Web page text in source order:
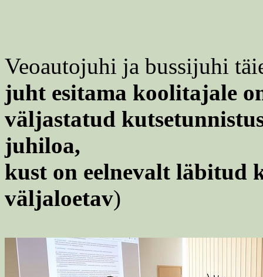
Veoautojuhi ja bussijuhi
juht esitama koolitajale
väljastatud
juhiloa,
kust on eelnevalt läbitud
väljaloetav)